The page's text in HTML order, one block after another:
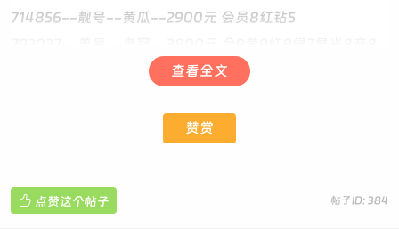
714856--靓号--黄瓜--2900元 会员8红钻5
852251--普号--三太--4100元 回旋5225
查看全文
赞赏
帖子ID: 384
 点赞这个帖子